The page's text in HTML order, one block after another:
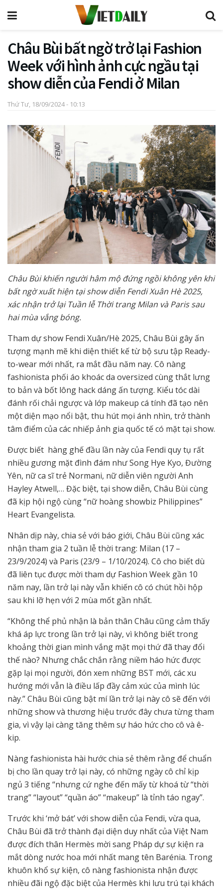
Châu Bùi bất ngờ trở lại Fashion
Week với hình ảnh cực ngầu tại
show diễn của Fendi ở Milan
Thứ Tư, 18/09/2024 - 10:13
Châu Bùi khiến người hâm mộ đứng ngồi không yên khi
bất ngờ xuất hiện tại show diễn Fendi Xuân Hè 2025,
xác nhận trở lại Tuần lễ Thời trang Milan và Paris sau
hai mùa vắng bóng.
Tham dự show Fendi Xuân/Hè 2025, Châu Bùi gây ấn
tượng mạnh mẽ khi diện thiết kế từ bộ sưu tập Ready-
to-wear mới nhất, ra mắt đầu năm nay. Cô nàng
fashionista phối áo khoác da oversized cùng thắt lưng
to bản và bốt lông hack dáng ấn tượng. Kiểu tóc dài
đánh rối chải ngược và lớp makeup cá tính đã tạo nên
một diện mạo nổi bật, thu hút mọi ánh nhìn, trở thành
tâm điểm của các nhiếp ảnh gia quốc tế có mặt tại show.
Được biết hàng ghế đầu lần này của Fendi quy tụ rất
nhiều gương mặt đình đám như Song Hye Kyo, Đường
Yên, nữ ca sĩ trẻ Normani, nữ diễn viên người Anh
Hayley Atwell,… Đặc biệt, tại show diễn, Châu Bùi cùng
đã kịp hội ngộ cùng “nữ hoàng showbiz Philippines”
Heart Evangelista.
Nhân dịp này, chia sẻ với báo giới, Châu Bùi cũng xác
nhận tham gia 2 tuần lễ thời trang: Milan (17 –
23/9/2024) và Paris (23/9 – 1/10/2024). Cô cho biết dù
đã liên tục được mời tham dự Fashion Week gần 10
năm nay, lần trở lại này vẫn khiến cô có chút hồi hộp
sau khi lỡ hẹn với 2 mùa mốt gần nhất.
“Không thể phủ nhận là bản thân Châu cũng cảm thấy
khá áp lực trong lần trở lại này, vì không biết trong
khoảng thời gian mình vắng mặt mọi thứ đã thay đổi
thế nào? Nhưng chắc chắn rằng niềm háo hức được
gặp lại mọi người, đón xem những BST mới, các xu
hướng mới vẫn là điều lấp đầy cảm xúc của mình lúc
này.” Châu Bùi cũng bật mí lần trở lại này cô sẽ đến với
những show và thương hiệu trước đây chưa từng tham
gia, vì vậy lại càng tăng thêm sự háo hức cho cô và ê-
kip.
Nàng fashionista hài hước chia sẻ thêm rằng để chuẩn
bị cho lần quay trở lại này, có những ngày cô chỉ kịp
ngủ 3 tiếng “nhưng cứ nghe đến mấy từ khoá từ “thời
trang” “layout” “quần áo” “makeup” là tỉnh táo ngay”.
Trước khi ‘mở bát’ với show diễn của Fendi, vừa qua,
Châu Bùi đã trở thành đại diện duy nhất của Việt Nam
được đích thân Hermès mời sang Pháp dự sự kiện ra
mắt dòng nước hoa mới nhất mang tên Barénia. Trong
khuôn khổ sự kiện, cô nàng fashionista nhận được
nhiều đãi ngộ đặc biệt của Hermès khi lưu trú tại khách